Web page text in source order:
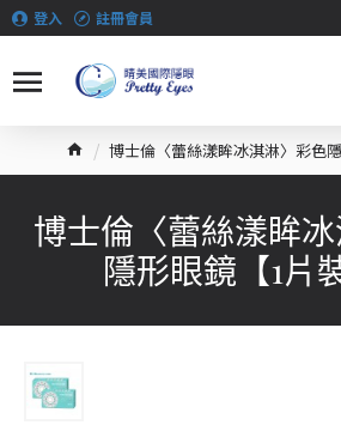
登入 註冊會員
博士倫〈蕾絲漾眸冰淇淋〉彩色
博士倫〈蕾絲漾眸
隱形眼鏡【1片